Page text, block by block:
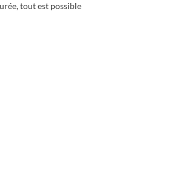
tout est possible